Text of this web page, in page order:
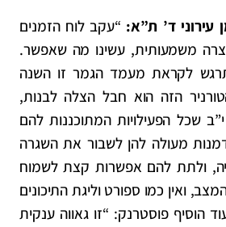
עירוני ד’ ת”א: “עקב לוח הזמנים
משמעותית, עשינו מה שאפשר.
לקראת מעמד הגמר זו השנה
הזה הוא חבל הצלה לבנות,
שכל הפעילויות המתוכננות להם
מעולה להן לשבור את השגרה
ולתת להם אפשרות קצת לשמוח
המצב,ואין כמו ספורט וליגת התיכונים
הוסיף פוסטרנק: “זו גאווה ענקית